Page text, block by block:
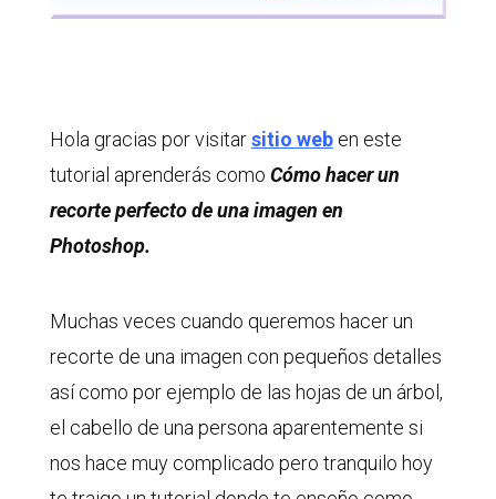
Hola gracias por visitarsitio weben este
tutorial aprenderás como Cómo hacer un
recorte perfecto de una imagen en
Photoshop.
Muchas veces cuando queremos hacer un
recorte de una imagen con pequeños detalles
así como por ejemplo de las hojas de un árbol,
el cabello de una persona aparentemente si
nos hace muy complicado pero tranquilo hoy